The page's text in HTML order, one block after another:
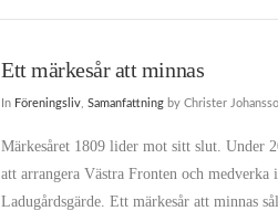
Ett märkesår att minnas
In Föreningsliv ,Samanfattning by Christer
Märkesåret 1809 lider mot sitt slut. Under
att arrangera Västra Fronten och medverka
Ladugårdsgärde. Ett märkesår att minnas